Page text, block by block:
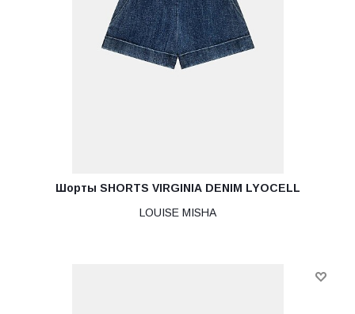
Шорты SHORTS VIRGINIA DENIM LYOCELL
LOUISE MISHA